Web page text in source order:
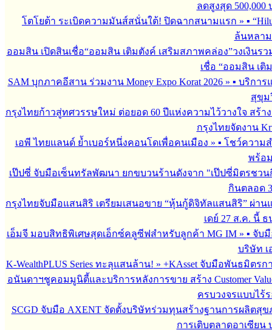
ลดสูงสุด 500,000
โตโยต้า ระเบิดความมันส์สนั่นใต้! ปิดฉากสนามแรก » ▪︎
ล้นหลาม
ออมสิน เปิดสินเชื่อ“ออมสิน เติมตังค์ เสริมสภาพคล่อง”วงเงินรว
เชื่อ “ออมสิน เติ
SAM บุกภาคอีสาน ร่วมงาน Money Expo Korat 2026» ▪︎ บริกา
สุขุม
กรุงไทยก้าวสู่ทศวรรษใหม่ ต่อยอด 60 ปีแห่งความไว้วางใจ สร้
กรุงไทยจัดงาน
เอพี ไทยแลนด์ ย้ำเบอร์หนึ่งคอนโดเพื่อคนเมือง » ▪︎ โชว์ความ
พร้อ
เป๊ปซี่ จับมือเซ็นทรัลพัฒนา ยกขบวนร้านดังจาก "เป๊ปซี่มิตรชว
กินตลอด
กรุงไทยจับมือแสนสิริ เตรียมเสนอขาย “หุ้นกู้ดิจิทัลแสนสิริ” ผ่าน
เดย์ 27 ส.ค. นี้
เอ็มจี มอบสิทธิพิเศษสุดเอ็กซ์คลูซีฟสำหรับลูกค้า MG IM» ▪︎ จับ
บริษัท เ
K-WealthPLUS Series ทะลุแสนล้าน! » +KAsset จับมือพันธมิตรการ
อนันดาฯชูคอมมูนิตี้และบริการหลังการขาย สร้าง Customer
ครบวงจรแบบไร้
SCGD จับมือ AXENT จัดตั้งบริษัทร่วมทุนสร้างฐานการผลิต
การเติบตลาดอาเซียน